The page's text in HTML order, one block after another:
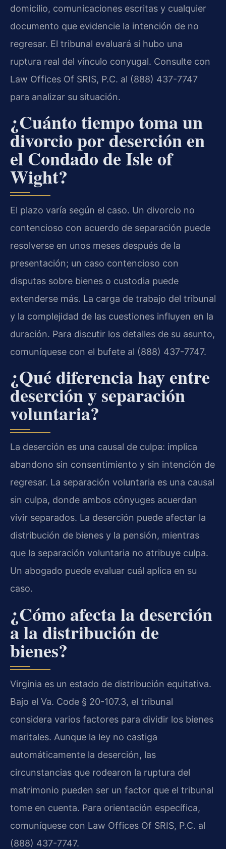
domicilio, comunicaciones escritas y cualquier
documento que evidencie la intención de no
regresar. El tribunal evaluará si hubo una
ruptura real del vínculo conyugal. Consulte con
Law Offices Of SRIS, P.C. al (888) 437-7747
para analizar su situación.
¿Cuánto tiempo toma un
divorcio por deserción en
el Condado de Isle of
Wight?
El plazo varía según el caso. Un divorcio no
contencioso con acuerdo de separación puede
resolverse en unos meses después de la
presentación; un caso contencioso con
disputas sobre bienes o custodia puede
extenderse más. La carga de trabajo del tribunal
y la complejidad de las cuestiones influyen en la
duración. Para discutir los detalles de su asunto,
comuníquese con el bufete al (888) 437-7747.
¿Qué diferencia hay entre
deserción y separación
voluntaria?
La deserción es una causal de culpa: implica
abandono sin consentimiento y sin intención de
regresar. La separación voluntaria es una causal
sin culpa, donde ambos cónyuges acuerdan
vivir separados. La deserción puede afectar la
distribución de bienes y la pensión, mientras
que la separación voluntaria no atribuye culpa.
Un abogado puede evaluar cuál aplica en su
caso.
¿Cómo afecta la deserción
a la distribución de
bienes?
Virginia es un estado de distribución equitativa.
Bajo el Va. Code § 20-107.3, el tribunal
considera varios factores para dividir los bienes
maritales. Aunque la ley no castiga
automáticamente la deserción, las
circunstancias que rodearon la ruptura del
matrimonio pueden ser un factor que el tribunal
tome en cuenta. Para orientación específica,
comuníquese con Law Offices Of SRIS, P.C. al
(888) 437-7747.